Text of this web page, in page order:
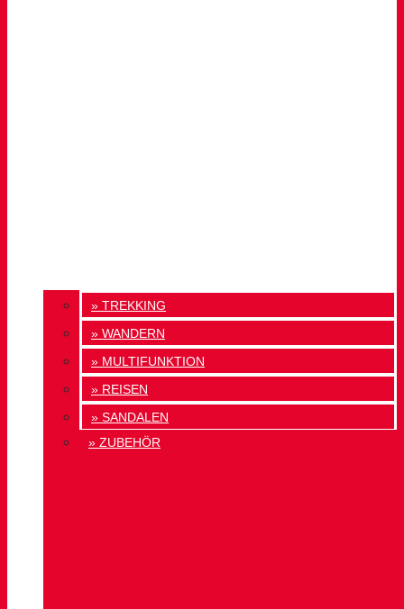
» TREKKING
» WANDERN
» MULTIFUNKTION
» REISEN
» SANDALEN
» ZUBEHÖR